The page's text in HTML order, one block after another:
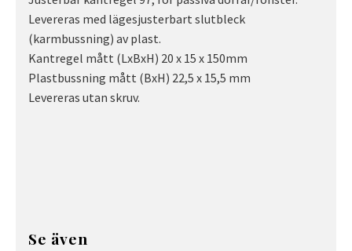
Levereras med lägesjusterbart slutbleck
(karmbussning) av plast.
Kantregel mått (LxBxH) 20 x 15 x 150mm
Plastbussning mått (BxH) 22,5 x 15,5 mm
Levereras utan skruv.
Se även